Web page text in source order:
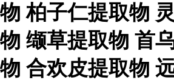
物 柏子仁提取物
物 缬草提取物 首
物 合欢皮提取物